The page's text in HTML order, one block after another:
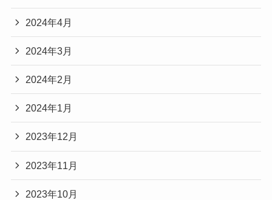
2024年4月
2024年3月
2024年2月
2024年1月
2023年12月
2023年11月
2023年10月